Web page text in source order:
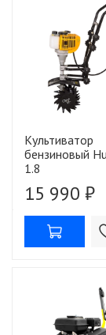
Культиватор
бензиновый
1.8
15 990 ₽